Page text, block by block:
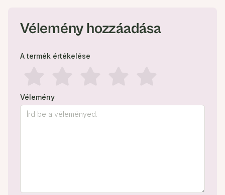
Vélemény hozzáadása
A termék értékelése
Vélemény